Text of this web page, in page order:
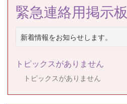
緊急連絡用掲示板
新着情報をお知らせします。
トピックスがありません
トピックスがありません